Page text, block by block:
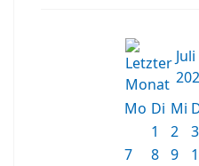
Juli
Mo Di Mi
1
2 3
7
8 9